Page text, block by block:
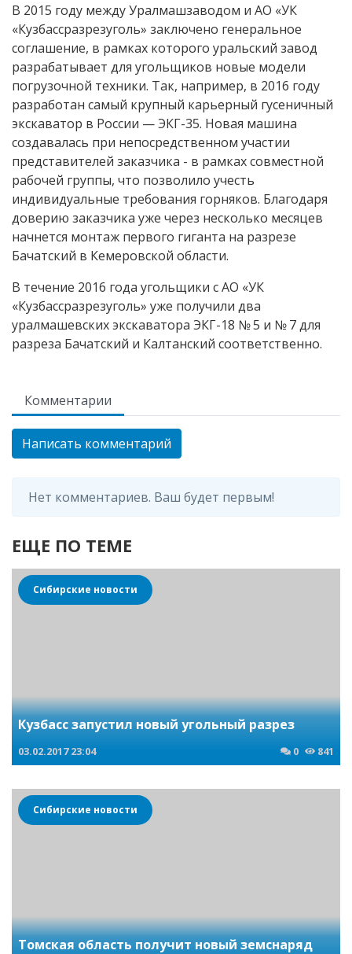
В 2015 году между Уралмашзаводом и АО «УК
«Кузбассразрезуголь» заключено генеральное
соглашение, в рамках которого уральский завод
разрабатывает для угольщиков новые модели
погрузочной техники. Так, например, в 2016 году
разработан самый крупный карьерный гусеничный
экскаватор в России — ЭКГ-35. Новая машина
создавалась при непосредственном участии
представителей заказчика - в рамках совместной
рабочей группы, что позволило учесть
индивидуальные требования горняков. Благодаря
доверию заказчика уже через несколько месяцев
начнется монтаж первого гиганта на разрезе
Бачатский в Кемеровской области.
В течение 2016 года угольщики с АО «УК
«Кузбассразрезуголь» уже получили два
уралмашевских экскаватора ЭКГ-18 № 5 и № 7 для
разреза Бачатский и Калтанский соответственно.
Комментарии
Написать комментарий
Нет комментариев. Ваш будет первым!
ЕЩЕ ПО ТЕМЕ
Сибирские новости
Кузбасс запустил новый угольный разрез
03.02.2017 23:04 0 841
Сибирские новости
Томская область получит новый земснаряд